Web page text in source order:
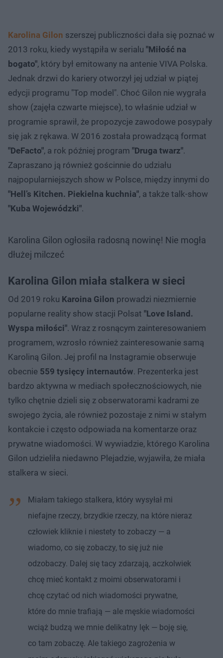
Karolina Gilon szerszej publiczności dała się poznać w
2013 roku, kiedy wystąpiła w serialu "Miłość na
bogato", który był emitowany na antenie VIVA Polska.
Jednak drzwi do kariery otworzył jej udział w piątej
edycji programu "Top model". Choć Gilon nie wygrała
show (zajęła czwarte miejsce), to właśnie udział w
programie sprawił, że propozycje zawodowe posypały
się jak z rękawa. W 2016 została prowadzącą format
"DeFacto", a rok później program "Druga twarz".
Zapraszano ją również gościnnie do udziału
najpopularniejszych show w Polsce, między innymi do
"Hell’s Kitchen. Piekielna kuchnia", a także talk-show
"Kuba Wojewódzki".
Karolina Gilon ogłosiła radosną nowinę! Nie mogła
dłużej milczeć
Karolina Gilon miała stalkera w sieci
Od 2019 roku Karoina Gilon prowadzi niezmiernie
popularne reality show stacji Polsat "Love Island.
Wyspa miłości". Wraz z rosnącym zainteresowaniem
programem, wzrosło również zainteresowanie samą
Karoliną Gilon. Jej profil na Instagramie obserwuje
obecnie 559 tysięcy internautów. Prezenterka jest
bardzo aktywna w mediach społecznościowych, nie
tylko chętnie dzieli się z obserwatorami kadrami ze
swojego życia, ale również pozostaje z nimi w stałym
kontakcie i często odpowiada na komentarze oraz
prywatne wiadomości. W wywiadzie, którego Karolina
Gilon udzieliła niedawno Plejadzie, wyjawiła, że miała
stalkera w sieci.
Miałam takiego stalkera, który wysyłał mi
niefajne rzeczy, brzydkie rzeczy, na które nieraz
człowiek kliknie i niestety to zobaczy — a
wiadomo, co się zobaczy, to się już nie
odzobaczy. Dalej się tacy zdarzają, aczkolwiek
chcę mieć kontakt z moimi obserwatorami i
chcę czytać od nich wiadomości prywatne,
które do mnie trafiają — ale męskie wiadomości
wciąż budzą we mnie delikatny lęk — boję się,
co tam zobaczę. Ale takiego zagrożenia w